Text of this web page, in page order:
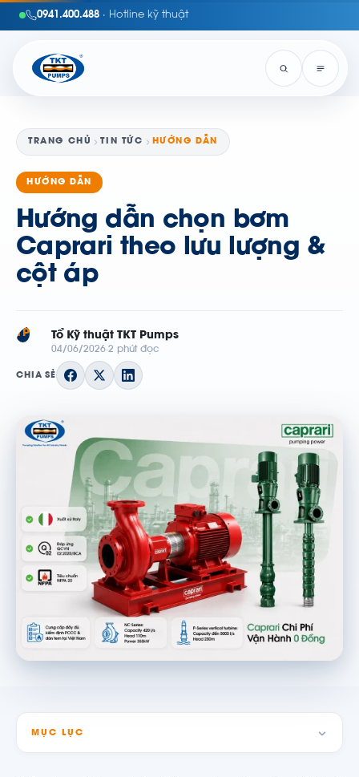
0941.400.488 · Hotline kỹ thuật
TRANG CHỦ TIN TỨC HƯỚNG DẪN
HƯỚNG DẪN
Hướng dẫn chọn bơm
Caprari theo lưu lượng &
cột áp
TP Tổ Kỹ thuật TKT Pumps
04/06/2026 2 phút đọc
CHIA SẺ
MỤC LỤC